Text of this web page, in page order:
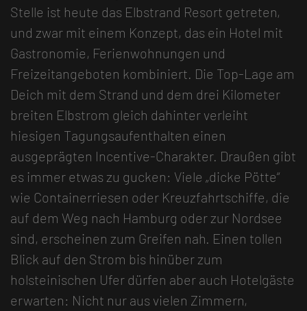
Stelle ist heute das Elbstrand Resort getreten,
und zwar mit einem Konzept, das ein Hotel mit
Gastronomie, Ferienwohnungen und
Freizeitangeboten kombiniert. Die Top-Lage am
Deich mit dem Strand und dem drei Kilometer
breiten Elbstrom gleich dahinter verleiht
hiesigen Tagungsaufenthalten einen
ausgeprägten Incentive-Charakter. Draußen gibt
es immer etwas zu gucken: Viele „dicke Pötte“
wie Containerriesen oder Kreuzfahrtschiffe, die
auf dem Weg nach Hamburg oder zur Nordsee
sind, erscheinen zum Greifen nah. Einen tollen
Blick auf den Strom bis hinüber zum
holsteinischen Ufer dürfen aber auch Hotelgäste
erwarten: Nicht nur aus vielen Zimmern,